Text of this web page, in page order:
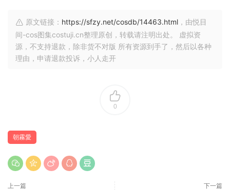
原文链接： https://sfzy.net/cosdb/14463.html ，由悦目
间-cos图集costuji.cn整理原创，转载请注明出处。 虚拟资
源，不支持退款，除非货不对版 所有资源到手了，然后以各种
理由，申请退款投诉，小人走开
0
朝霧愛
上一篇 下一篇